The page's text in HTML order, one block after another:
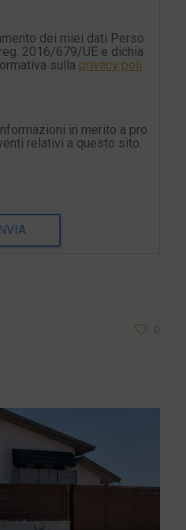
dei miei dati Perso
2016/679/UE e dichia
sulla privacy poli
in merito a pro
relativi a questo sito.
INVIA
0